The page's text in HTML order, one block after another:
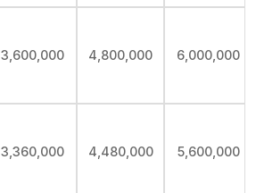
3,600,000 4,800,000 6,000,000
3,360,000 4,480,000 5,600,000